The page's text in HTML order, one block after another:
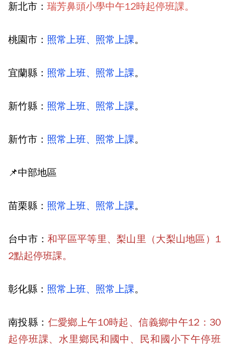
新北市： 瑞芳鼻頭小學中午12時起停班課。
桃園市： 照常上班、照常上課。
宜蘭縣： 照常上班、照常上課。
新竹縣： 照常上班、照常上課。
新竹市： 照常上班、照常上課。
📌中部地區
苗栗縣： 照常上班、照常上課。
台中市：和平區平等里、梨山里（大梨山地區）1
2點起停班課。
彰化縣： 照常上班、照常上課。
南投縣： 仁愛鄉上午10時起、信義鄉中午12：30
起停班課、水里鄉民和國中、民和國小下午停班